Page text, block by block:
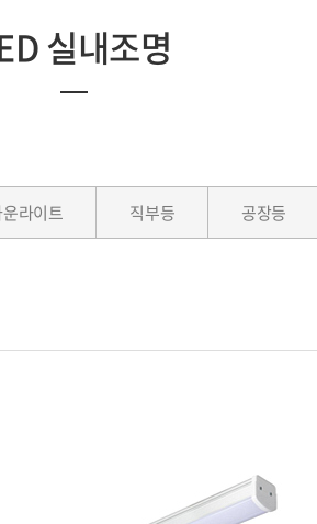
실내조명
라이트 직부등 공장등